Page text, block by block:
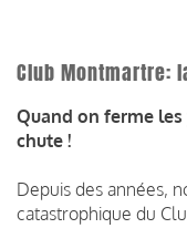
Club Montmartre:
Quand on ferme les
chute !
Depuis des années,
catastrophique du